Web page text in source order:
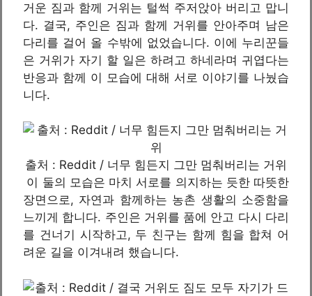
거운 짐과 함께 거위는 털썩 주저앉아 버리고 맙니
다. 결국, 주인은 짐과 함께 거위를 안아주며 남은
다리를 걸어 올 수밖에 없었습니다. 이에 누리꾼들
은 거위가 자기 할 일은 하려고 하네라며 귀엽다는
반응과 함께 이 모습에 대해 서로 이야기를 나눴습
니다.
출처 : Reddit / 너무 힘든지 그만 멈춰버리는 거위
이 둘의 모습은 마치 서로를 의지하는 듯한 따뜻한
장면으로, 자연과 함께하는 농촌 생활의 소중함을
느끼게 합니다. 주인은 거위를 품에 안고 다시 다리
를 건너기 시작하고, 두 친구는 함께 힘을 합쳐 어
려운 길을 이겨내려 했습니다.